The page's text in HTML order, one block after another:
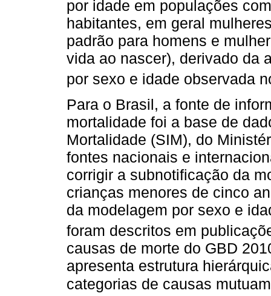
por idade em populações
habitantes, em geral
padrão para homens e
vida ao nascer), derivado da
por sexo e idade observada
Para o Brasil, a fonte de
mortalidade foi a base de
Mortalidade (SIM), do
fontes nacionais e
corrigir a subnotificação da
crianças menores de cinco
da modelagem por sexo e
foram descritos em
causas de morte do GBD
apresenta estrutura
categorias de causas